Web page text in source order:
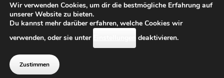
© 2025 NWB Verlag. Kiehl ist eine Marke des NWB Verlags.
Kontakt | Impressum
| Erklärung zur
Barrierefreiheit (diese Seite wird i.S.d.
Barrierefreiheit überarbeitet)
Wir verwenden Cookies, um dir die bestmögliche Erfahrung auf
unserer Website zu bieten.
Du kannst mehr darüber erfahren, welche Cookies wir
verwenden, oder sie unter
deaktivieren.
Zustimmen